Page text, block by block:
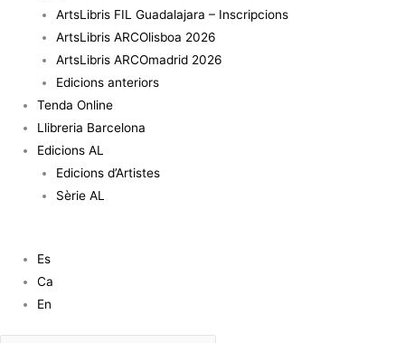
ArtsLibris FIL Guadalajara – Inscripcions
ArtsLibris ARCOlisboa 2026
ArtsLibris ARCOmadrid 2026
Edicions anteriors
Tenda Online
Llibreria Barcelona
Edicions AL
Edicions d’Artistes
Sèrie AL
Es
Ca
En